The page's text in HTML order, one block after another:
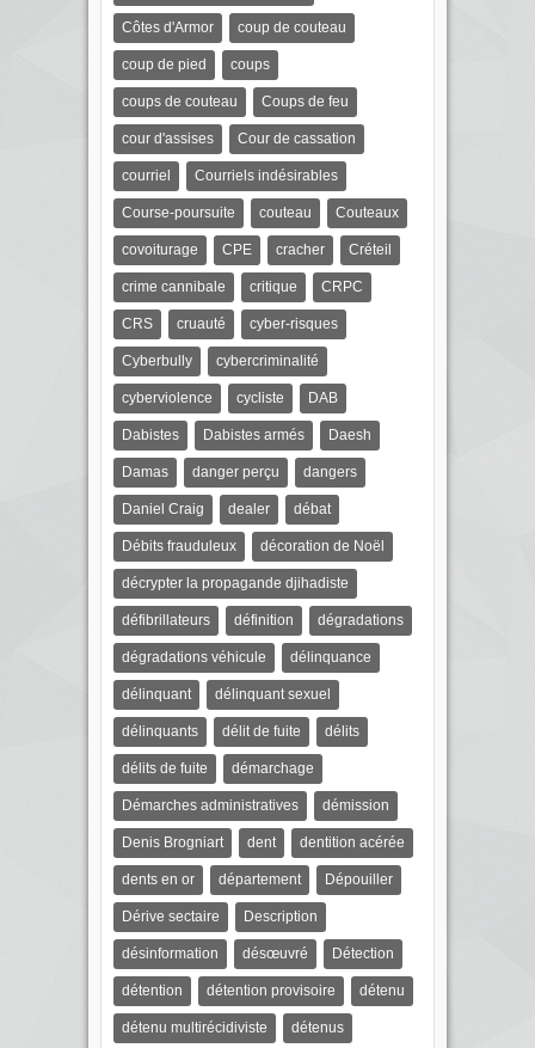
Côtes d'Armor coup de couteau
coup de pied coups
coups de couteau Coups de feu
cour d'assises Cour de cassation
courriel Courriels indésirables
Course-poursuite couteau Couteaux
covoiturage CPE cracher Créteil
crime cannibale critique CRPC
CRS cruauté cyber-risques
Cyberbully cybercriminalité
cyberviolence cycliste DAB
Dabistes Dabistes armés Daesh
Damas danger perçu dangers
Daniel Craig dealer débat
Débits frauduleux décoration de Noël
décrypter la propagande djihadiste
défibrillateurs définition dégradations
dégradations véhicule délinquance
délinquant délinquant sexuel
délinquants délit de fuite délits
délits de fuite démarchage
Démarches administratives démission
Denis Brogniart dent dentition acérée
dents en or département Dépouiller
Dérive sectaire Description
désinformation désœuvré Détection
détention détention provisoire détenu
détenu multirécidiviste détenus